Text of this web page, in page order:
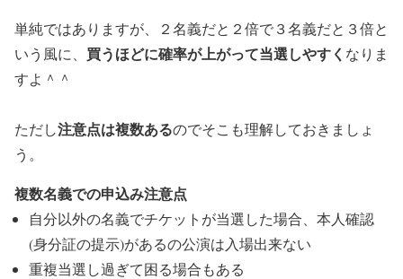
単純ではありますが、２名義だと２倍で３名義だと３倍と
いう風に、 買うほどに確率が上がって当選しやすく なりま
すよ＾＾
ただし注意点は複数あるのでそこも理解しておきましょ
う。
複数名義での申込み注意点
自分以外の名義でチケットが当選した場合、本人確認
(身分証の提示)があるの公演は入場出来ない
重複当選し過ぎて困る場合もある